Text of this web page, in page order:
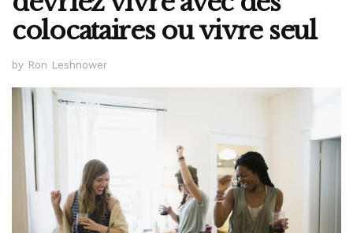
colocataires ou vivre seul
by Ron Leshnower